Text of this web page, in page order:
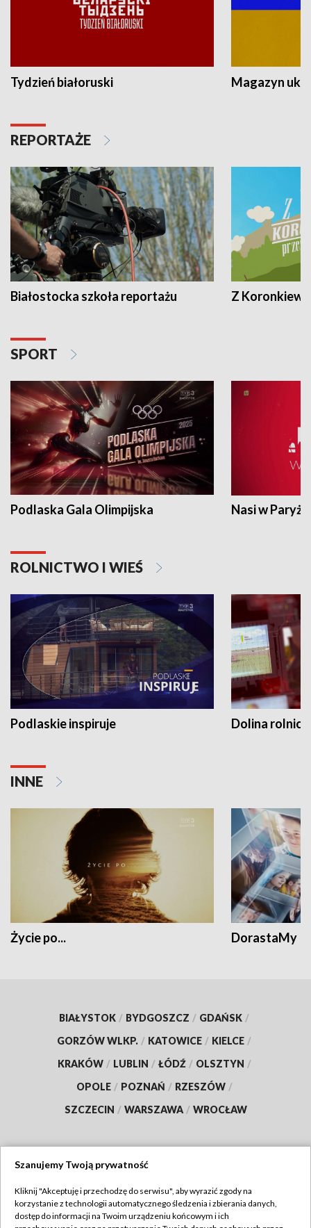
Tydzień białoruski Magazyn
REPORTAŻE
Białostocka szkoła reportażu Z
SPORT
Podlaska Gala Olimpijska Nasi w Paryżu
ROLNICTWO I WIEŚ
Podlaskie inspiruje Dolina
INNE
Życie po... DorastaMy
BIAŁYSTOK / BYDGOSZCZ / GDAŃSK /
GORZÓW WLKP. / KATOWICE / KIELCE /
KRAKÓW / LUBLIN / ŁÓDŹ / OLSZTYN /
OPOLE / POZNAŃ / RZESZÓW /
SZCZECIN / WARSZAWA / WROCŁAW
TVP
Szanujemy Twoją prywatność
Kliknij "Akceptuję i przechodzę do serwisu", aby wyrazić zgody na
korzystanie z technologii automatycznego śledzenia i zbierania danych,
dostęp do informacji na Twoim urządzeniu końcowym i ich